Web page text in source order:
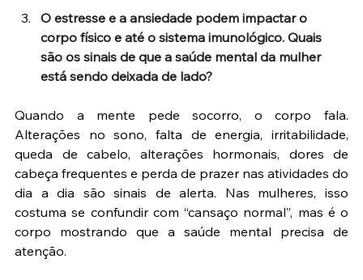
O estresse e a ansiedade podem impactar o
corpo físico e até o sistema imunológico. Quais
são os sinais de que a saúde mental da mulher
está sendo deixada de lado?
Quando a mente pede socorro, o corpo fala.
Alterações no sono, falta de energia, irritabilidade,
queda de cabelo, alterações hormonais, dores de
cabeça frequentes e perda de prazer nas atividades do
dia a dia são sinais de alerta. Nas mulheres, isso
costuma se confundir com “cansaço normal”, mas é o
corpo mostrando que a saúde mental precisa de
atenção.